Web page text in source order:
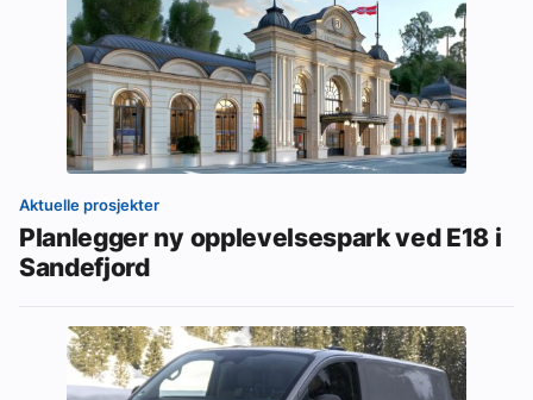
Aktuelle prosjekter
Planlegger ny opplevelsespark ved E18 i
Sandefjord